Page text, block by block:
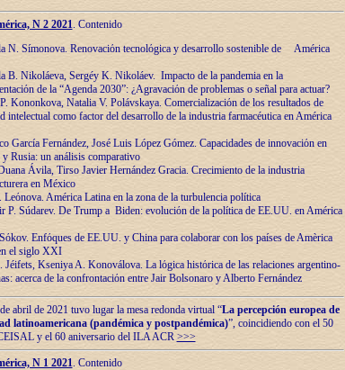
N 2 2021. Contenido
N. Símonova. Renovaciόn tecnolόgica y desarrollo sostenible de América
B. Nikoláeva, Sergéy K. Nikoláev. Impacto de la pandemia en la
de la “Agenda 2030”: ¿Agravaciόn de problemas o señal para actuar?
Kononkova, Natalia V. Polávskaya. Comercializaciόn de los resultados de
intelectual como factor del desarrollo de la industria farmacéutica en América
García Fernández, José Luis López Gómez. Capacidades de innovaciόn en
Rusia: un análisis comparativo
Ávila, Tirso Javier Hernández Gracia. Crecimiento de la industria
en México
Leόnova. América Latina en la zona de la turbulencia política
P. Súdarev. De Trump a Biden: evoluciόn de la política de EE.UU. en América
Enfόques de EE.UU. y China para colaborar con los países de Amèrica
el siglo XXI
Jéifets, Kseniya A. Konoválova. La lόgica histόrica de las relaciones argentino-
acerca de la confrontaciόn entre Jair Bolsonaro y Alberto Fernández
abril de 2021 tuvo lugar la mesa redonda virtual “La percepción europea de
latinoamericana (pandémica y postpandémica)”, coincidiendo con el 50
y el 60 aniversario del ILA ACR >>>
N 1 2021. Contenido